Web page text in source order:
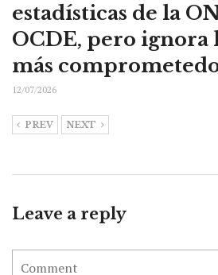
estadísticas de la
OCDE, pero ignora
más
12/07/2026
PREV NEXT
Leave a reply